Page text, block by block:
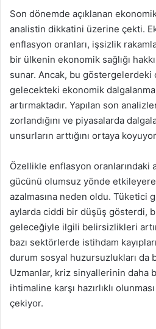
Son dönemde açıklanan
analistin dikkatini üzerine çekti.
enflasyon oranları, işsizlik
bir ülkenin ekonomik sağlığı
sunar. Ancak, bu göstergelerdeki
gelecekteki ekonomik
artırmaktadır. Yapılan son
zorlandığını ve piyasalarda
unsurların arttığını ortaya
Özellikle enflasyon oranlarındaki
gücünü olumsuz yönde
azalmasına neden oldu. Tüketici
aylarda ciddi bir düşüş gösterdi,
geleceğiyle ilgili belirsizlikleri
bazı sektörlerde istihdam
durum sosyal huzursuzlukları da
Uzmanlar, kriz sinyallerinin daha
ihtimaline karşı hazırlıklı
çekiyor.